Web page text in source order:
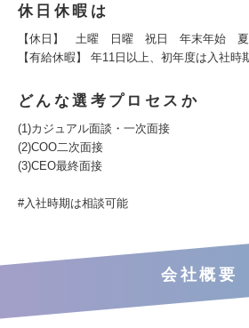
休日休暇は
【休日】 土曜 日曜 祝日 年末年始 夏
【有給休暇】 年11日以上、初年度は入社時
どんな選考プロセスか
(1)カジュアル面談・一次面接
(2)COO二次面接
(3)CEO最終面接
#入社時期は相談可能
会社概要